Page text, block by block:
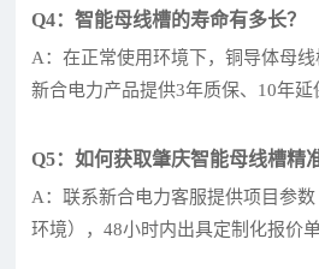
Q4：智能母线槽的寿命有多长？
A：在正常使用环境下，铜导体母线
新合电力产品提供3年质保、10年延
Q5：如何获取肇庆智能母线槽精
A：联系新合电力客服提供项目参
环境），48小时内出具定制化报价单